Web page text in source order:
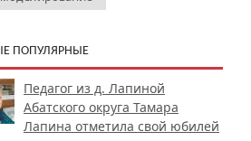
ПОПУЛЯРНЫЕ
Педагог из д. Лапиной
Абатского округа Тамара
Лапина отметила свой юбилей